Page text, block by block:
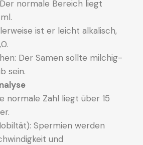
normale Bereich liegt
ist er leicht alkalisch,
Der Samen sollte milchig-
sein.
normale Zahl liegt über 15
Spermien werden
und